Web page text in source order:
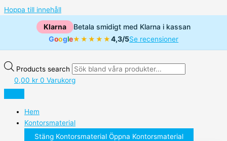
Hoppa till innehåll
Klarna
Betala smidigt med Klarna i kassan
Google★★★★★4,3/5Se recensioner
Products search
0,00 kr 0 Varukorg
Hem
Kontorsmaterial
Stäng Kontorsmaterial Öppna Kontorsmaterial